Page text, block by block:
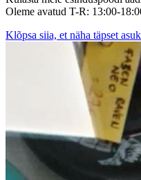
Oleme avatud T-R: 13:00-
Klõpsa siia, et näha täpset